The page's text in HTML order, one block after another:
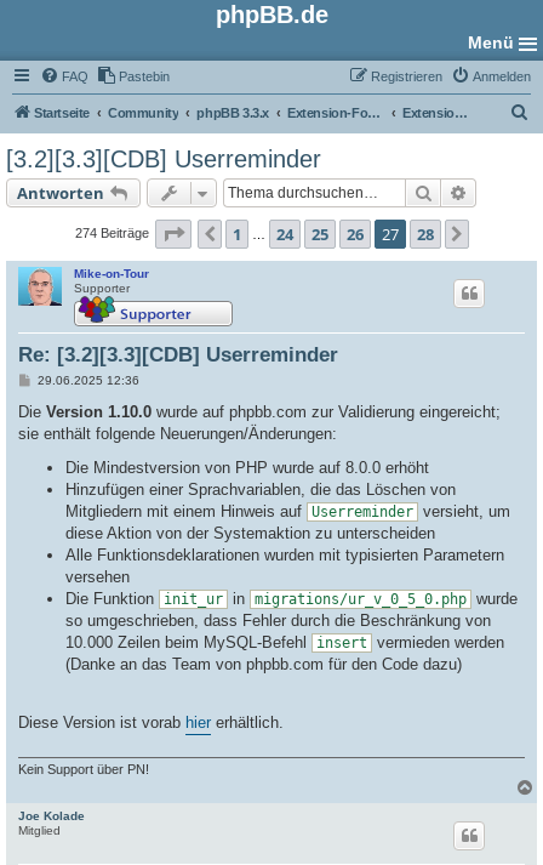
phpBB.de
Menü
FAQ Pastebin Anmelden
Registrieren
Startseite Community phpBB 3.3.x Extension-Foren Extensions in Entwicklung
[3.2][3.3][CDB] Userreminder
Antworten Suche
274 Beiträge Seite 27 von28
Vorherige
1 24 25 26 27 28
Mike-on-Tour
Supporter
Re: [3.2][3.3][CDB] Userreminder
B
i
r
29.06.2025 12:36
Die Version 1.10.0 wurde auf phpbb.com zur Validierung eingereicht;
sie enthält folgende Neuerungen/Änderungen:
Die Mindestversion von PHP wurde auf 8.0.0 erhöht
Hinzufügen einer Sprachvariablen, die das Löschen von
Mitgliedern mit einem Hinweis auf Userreminder versieht, um
diese Aktion von der Systemaktion zu unterscheiden
Alle Funktionsdeklarationen wurden mit typisierten Parametern
versehen
Die Funktion
init_ur in migrations/ur_v_0_5_0.php wurde
so umgeschrieben, dass Fehler durch die Beschränkung von
10.000 Zeilen beim MySQL-Befehl
insert
vermieden werden
(Danke an das Team von phpbb.com für den Code dazu)
Diese Version ist vorab hier erhältlich.
Kein Support über PN!
Joe Kolade
Mitglied